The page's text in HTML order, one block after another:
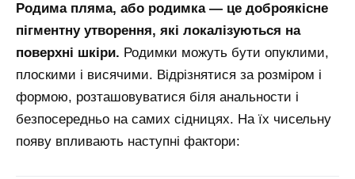
Родима пляма, або родимка — це доброякісне
пігментну утворення, які локалізуються на
поверхні шкіри. Родимки можуть бути опуклими,
плоскими і висячими. Відрізнятися за розміром і
формою, розташовуватися біля анальности і
безпосередньо на самих сідницях. На їх чисельну
появу впливають наступні фактори: